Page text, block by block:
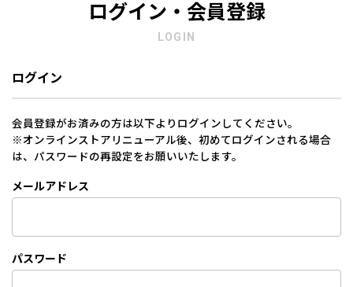
ログイン・会員登録
LOGIN
ログイン
会員登録がお済みの方は以下よりログインしてください。
※オンラインストアリニューアル後、初めてログインされる場合
は、パスワードの再設定をお願いいたします。
メールアドレス
パスワード